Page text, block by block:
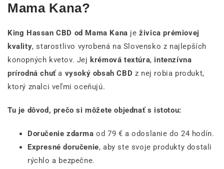
Mama Kana?
King Hassan CBD od Mama Kana ježivica prémiovej
kvality, starostlivo vyrobená na Slovensko z najlepších
konopných kvetov. Jej krémová textúra, intenzívna
prírodná chuťa vysoký obsah CBD z nej robia produkt,
ktorý znalci veľmi oceňujú.
Tu je dôvod, prečo si môžete objednať s istotou:
Doručenie zdarma od 79 € a odoslanie do 24 hodín.
Expresné doručenie, aby ste svoje produkty dostali
rýchlo a bezpečne.